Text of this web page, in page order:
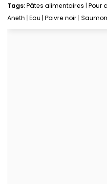
Tags:Pâtes alimentaires Pour
Aneth Eau Poivre noir Saumon